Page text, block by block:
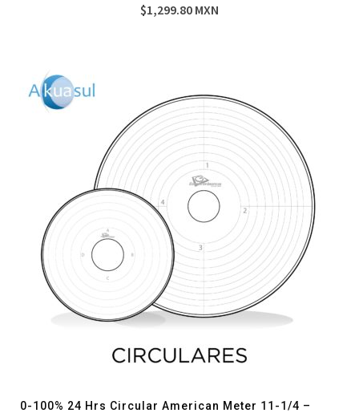
$1,299.80 MXN
0-100% 24 Hrs Circular American Meter 11-1/4 –